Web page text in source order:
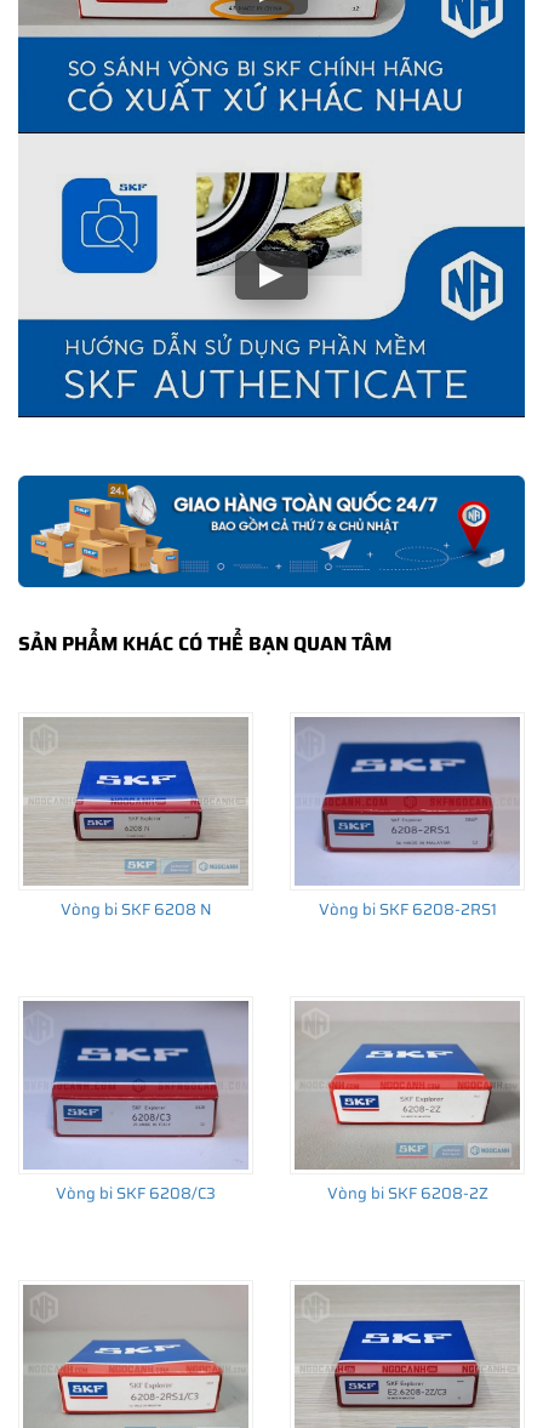
500 lần giá trị đơn hàngnếu Khách hàng phát hiện ra hàng giả,
hàng nhái SKF từ hệ thống của NGOCANH.COM
Vòng bi bạc đạn SKF do NGOCANH.COM phân phối đều được
do SKF Việt Nam xác nhận. Nên khách hàng hoàn toàn yên tâm
về chất lượng và nguồn gốc sản phẩm SKF chính hãng.
Vòng bi SKF 6208-2Z/C3 có cấu tạo sử dụng 2 phớt chắn mỡ
bằng thép (Ký hiệu 2Z) và có
khe hở C3
Vòng bi bạc đạn 6208 SKF có bao nhiêu
chủng loại?
Vòng bi cầu SKF nói chung thường có rất nhiều biến thể, VD như
không sử dụng phớt chắn mỡ, loại vòng bi bạc đạn sử dụng phớt
chắn mỡ bằng thép (ký hiệu 2Z) hoặc bằng cao su (ký hiệu 2RS1
/ 2RSH) và các loại khe hở tiêu chuẩn, khe hở C3, C4, C5...vv.
Một vòng bi tiêu chuẩn được sản xuất ra và ứng dụng cho hàng
ngàn chi tiết quay trên hàng ngàn thiết bị máy móc khác nhau.
Do đó bạn nên lựa chọn chính xác loại vòng bi phù hợp với máy
móc thiết bị và nhu cầu của mình để tối ưu chi phí và hiệu suất
SẢN PHẨM KHÁC CÓ THỂ BẠN QUAN TÂM
Vòng bi SKF 6208 N Vòng bi SKF 6208-2RS1
Vòng bi SKF 6208/C3 Vòng bi SKF 6208-2Z